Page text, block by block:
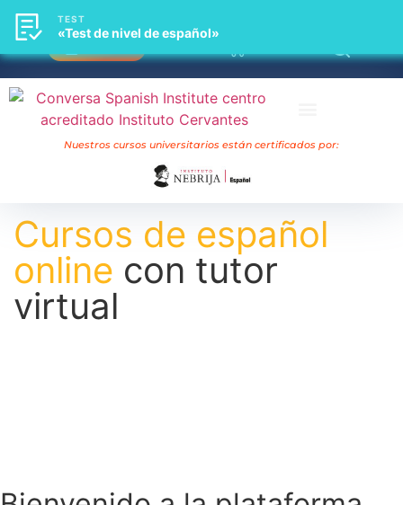
Nuestros cursos universitarios están certificados por:
Cursos de español
online con tutor
virtual
TEST
«Test de nivel de español»
TEST
«Test de nivel de español»